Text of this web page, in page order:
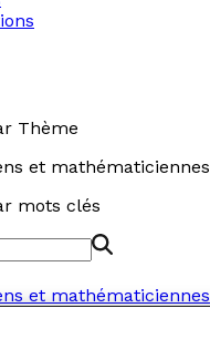
Thème
et mathématiciennes
mots clés
et mathématiciennes
(1815-1897)